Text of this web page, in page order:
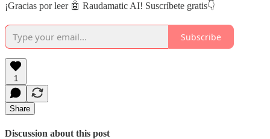
¡Gracias por leer 🤖 Raudamatic AI! Suscríbete gratis👇
Subscribe
1
Share
Discussion about this post